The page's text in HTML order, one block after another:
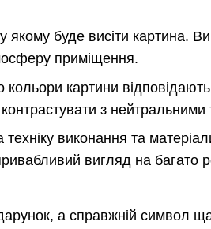
якому буде висіти картина.
приміщення.
картини
з нейтральними
техніку виконання та
вигляд на багато
а справжній символ